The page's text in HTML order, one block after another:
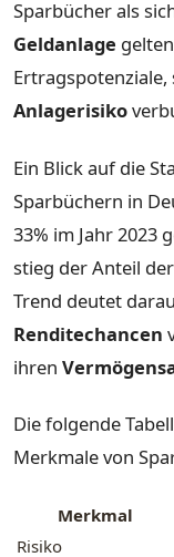
Sparbücher als
Geldanlage
Anlagerisiko
Ein Blick auf die
Sparbüchern in
33% im Jahr 2023
stieg der Anteil
Trend deutet
Renditechancen
ihren
Die folgende
Merkmale von
Merkmal
Risiko